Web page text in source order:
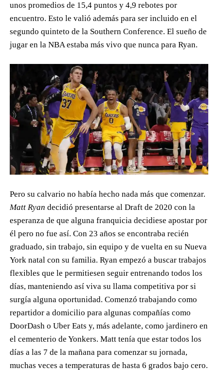
unos promedios de 15,4 puntos y 4,9 rebotes por
encuentro. Esto le valió además para ser incluido en el
segundo quinteto de la Southern Conference. El sueño de
jugar en la NBA estaba más vivo que nunca para Ryan.
Pero su calvario no había hecho nada más que comenzar.
Matt Ryan decidió presentarse al Draft de 2020 con la
esperanza de que alguna franquicia decidiese apostar por
él pero no fue así. Con 23 años se encontraba recién
graduado, sin trabajo, sin equipo y de vuelta en su Nueva
York natal con su familia. Ryan empezó a buscar trabajos
flexibles que le permitiesen seguir entrenando todos los
días, manteniendo así viva su llama competitiva por si
surgía alguna oportunidad. Comenzó trabajando como
repartidor a domicilio para algunas compañías como
DoorDash o Uber Eats y, más adelante, como jardinero en
el cementerio de Yonkers. Matt tenía que estar todos los
días a las 7 de la mañana para comenzar su jornada,
muchas veces a temperaturas de hasta 6 grados bajo cero.